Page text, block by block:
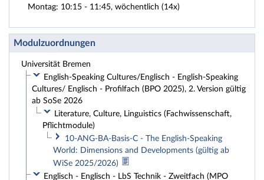
Montag: 10:15 - 11:45, wöchentlich (14x)
Modulzuordnungen
Universität Bremen
English-Speaking Cultures/Englisch - English-Speaking
Cultures/ Englisch - Profilfach (BPO 2025), 2. Version gültig
ab SoSe 2026
Literature, Culture, Linguistics (Fachwissenschaft,
Pflichtmodule)
10-ANG-BA-Basis-C - The English-Speaking
World: Dimensions and Developments (gültig ab
WiSe 2025/2026)
Englisch - Englisch - LbS Technik - Zweitfach (MPO